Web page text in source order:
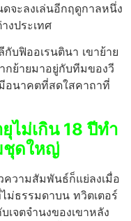
จะลงเล่นอีกฤดูกาลหนึ่ง
งประเทศ
บฟิออเรนตินา เขาย้าย
กย้ายมาอยู่กับทีมของวี
อนาคตที่สดใสคาถาที่
ไม่เกิน 18 ปีทํา
ชุดใหญ่
วามสัมพันธ์ก็แย่ลงเมื่อ
ม่ธรรมดาบน ทวิตเตอร์
เจตจํานงของเขาหลัง